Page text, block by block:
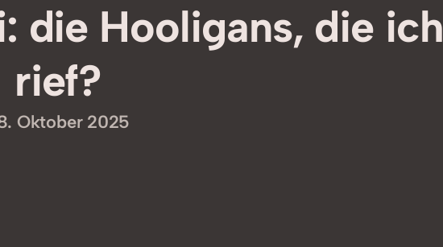
die Hooligans, die ich
rief?
Oktober 2025